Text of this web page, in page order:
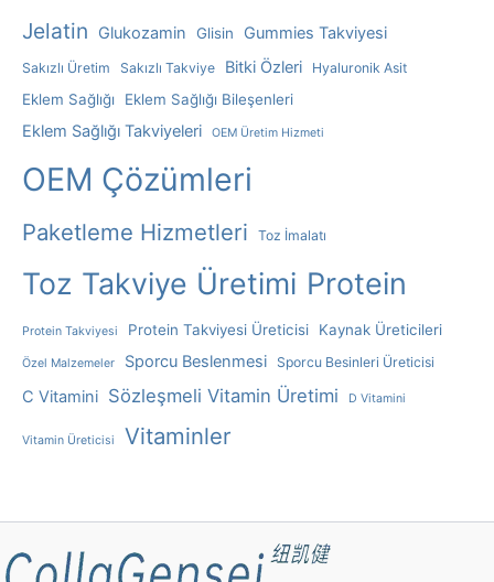
Jelatin Glukozamin Glisin Gummies Takviyesi
Sakızlı Üretim Sakızlı Takviye Bitki Özleri Hyaluronik Asit
Eklem Sağlığı Eklem Sağlığı Bileşenleri
Eklem Sağlığı Takviyeleri OEM Üretim Hizmeti
OEM Çözümleri
Paketleme Hizmetleri Toz İmalatı
Toz Takviye Üretimi Protein
Protein Takviyesi Protein Takviyesi Üreticisi Kaynak Üreticileri
Özel Malzemeler Sporcu Beslenmesi Sporcu Besinleri Üreticisi
C Vitamini Sözleşmeli Vitamin Üretimi D Vitamini
Vitamin Üreticisi Vitaminler